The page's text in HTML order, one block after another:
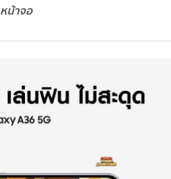
หน้าจอ